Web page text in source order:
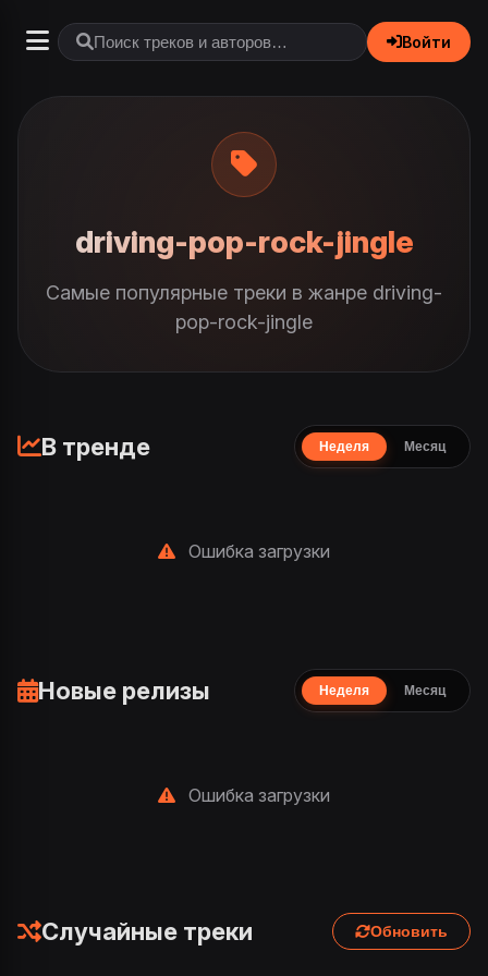
Войти
driving-pop-rock-jingle
Самые популярные треки в жанре driving-
pop-rock-jingle
В тренде Неделя Месяц
Ошибка загрузки
Новые релизы Неделя Месяц
Ошибка загрузки
Случайные треки Обновить